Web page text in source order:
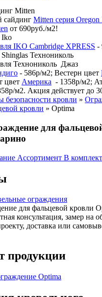
Mitten серия Oregon
от 690руб./м2!
IKO Cambridge XPRESS -
Технониколь Джаз
- 586р/м2; Вестерн цвет
цвет Америка - 1358р/м2;
м2. Акция действует до
безопасности кровли »
кровли » Optima
для
Ассортимент В
ограждения
для фальцевой кровли
консультация, замер на
доставка или
продукции
Optima